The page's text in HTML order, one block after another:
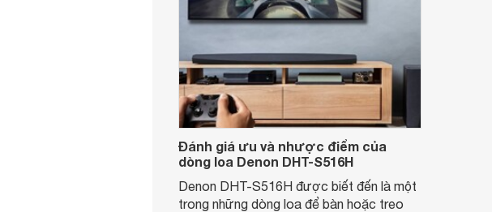
Đánh giá ưu và nhược điểm của
dòng loa Denon DHT-S516H
Denon DHT-S516H được biết đến là một
trong những dòng loa để bàn hoặc treo